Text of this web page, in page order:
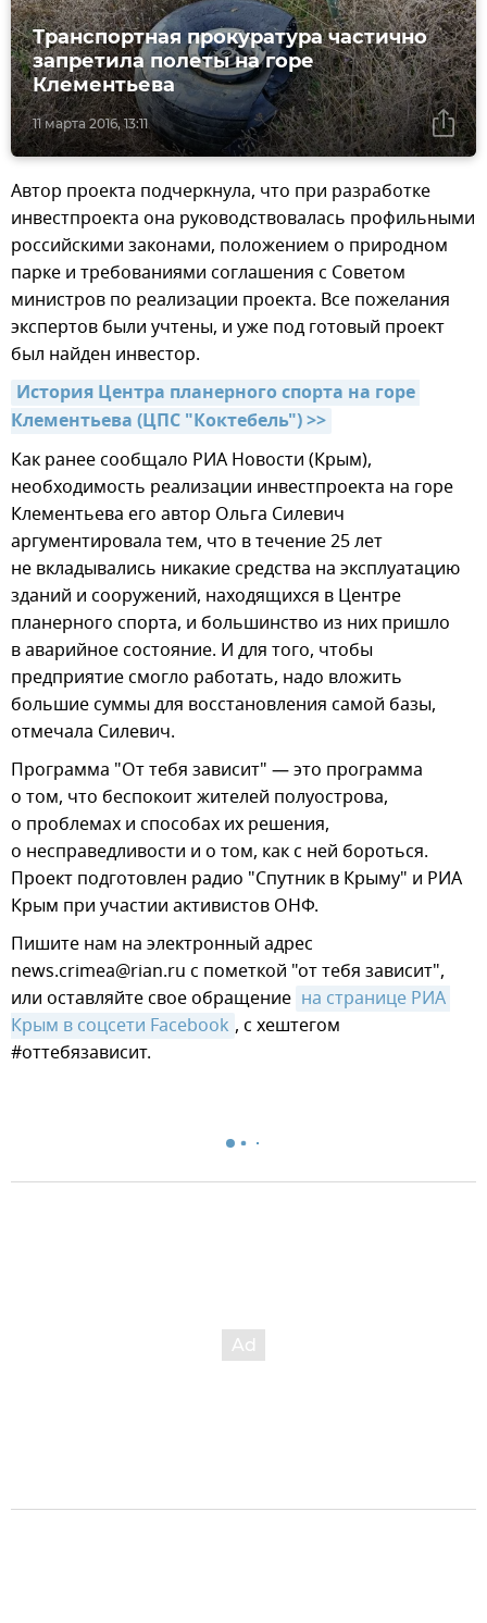
11 марта 2016, 13:11
Транспортная прокуратура частично
запретила полеты на горе
Клементьева
Автор проекта подчеркнула, что при разработке
инвестпроекта она руководствовалась профильными
российскими законами, положением о природном
парке и требованиями соглашения с Советом
министров по реализации проекта. Все пожелания
экспертов были учтены, и уже под готовый проект
был найден инвестор.
История Центра планерного спорта на горе
Клементьева (ЦПС "Коктебель") >>
Как ранее сообщало РИА Новости (Крым),
необходимость реализации инвестпроекта на горе
Клементьева его автор Ольга Силевич
аргументировала тем, что в течение 25 лет
не вкладывались никакие средства на эксплуатацию
зданий и сооружений, находящихся в Центре
планерного спорта, и большинство из них пришло
в аварийное состояние. И для того, чтобы
предприятие смогло работать, надо вложить
большие суммы для восстановления самой базы,
отмечала Силевич.
Программа "От тебя зависит" — это программа
о том, что беспокоит жителей полуострова,
о проблемах и способах их решения,
о несправедливости и о том, как с ней бороться.
Проект подготовлен радио "Спутник в Крыму" и РИА
Крым при участии активистов ОНФ.
Пишите нам на электронный адрес
news.crimea@rian.ru с пометкой "от тебя зависит",
или оставляйте свое обращение на странице РИА
Крым в соцсети Facebook , с хештегом
#оттебязависит.